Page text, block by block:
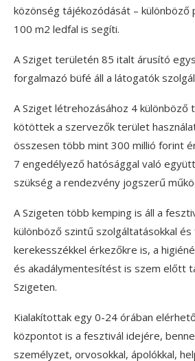
közönség tájékozódását – különböző
100 m2 ledfal is segíti.
A Sziget területén 85 italt árusító
forgalmazó büfé áll a látogatók
A Sziget létrehozásához 4 különböző
kötöttek a szervezők terület
összesen több mint 300 millió forint
7 engedélyező hatósággal való
szükség a rendezvény jogszerű
A Szigeten több kemping is áll a
különböző szintű szolgáltatásokkal
kerekesszékkel érkezőkre is, a
és akadálymentesítést is szem előtt
Szigeten.
Kialakítottak egy 0-24 órában
központot is a fesztivál idejére,
személyzet, orvosokkal, ápolókkal,